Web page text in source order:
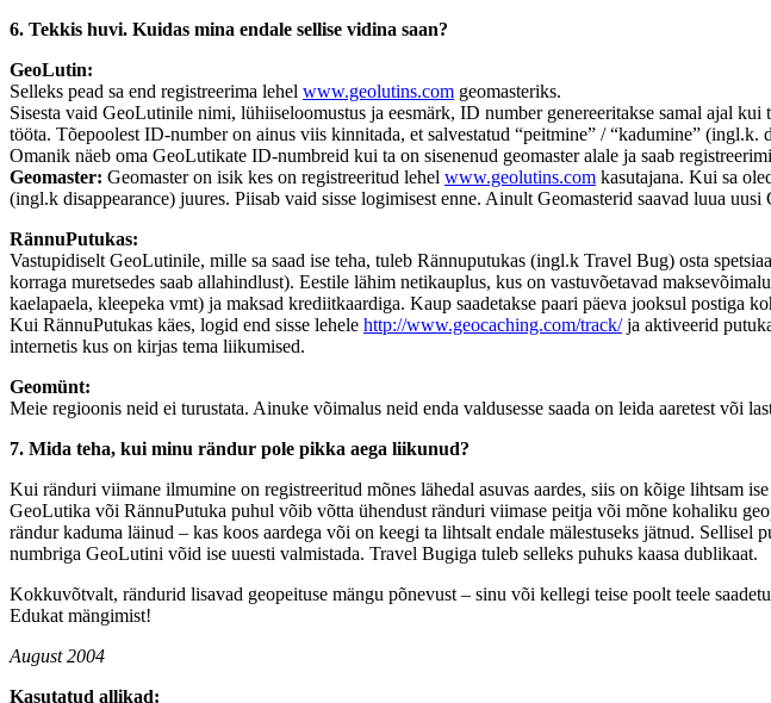
6. Tekkis huvi. Kuidas mina endale sellise vidina saan?
GeoLutin:
Selleks pead sa end registreerima lehel www.geolutins.com geomasteriks.
Sisesta vaid GeoLutinile nimi, lühiiseloomustus ja eesmärk, ID number genereeritakse samal ajal
tööta. Tõepoolest ID-number on ainus viis kinnitada, et salvestatud “peitmine” / “kadumine”
Omanik näeb oma GeoLutikate ID-numbreid kui ta on sisenenud geomaster alale ja saab
Geomaster: Geomaster on isik kes on registreeritud lehel www.geolutins.com kasutajana. Kui sa
(ingl.k disappearance) juures. Piisab vaid sisse logimisest enne. Ainult Geomasterid saavad luua
RännuPutukas:
Vastupidiselt GeoLutinile, mille sa saad ise teha, tuleb Rännuputukas (ingl.k Travel Bug) osta
korraga muretsedes saab allahindlust). Eestile lähim netikauplus, kus on vastuvõetavad
kaelapaela, kleepeka vmt) ja maksad krediitkaardiga. Kaup saadetakse paari päeva jooksul postiga
Kui RännuPutukas käes, logid end sisse lehele http://www.geocaching.com/track/ja aktiveerid
internetis kus on kirjas tema liikumised.
Geomünt:
Meie regioonis neid ei turustata. Ainuke võimalus neid enda valdusesse saada on leida aaretest või
7. Mida teha, kui minu rändur pole pikka aega liikunud?
Kui ränduri viimane ilmumine on registreeritud mõnes lähedal asuvas aardes, siis on kõige lihtsam
GeoLutika või RännuPutuka puhul võib võtta ühendust ränduri viimase peitja või mõne kohaliku
rändur kaduma läinud – kas koos aardega või on keegi ta lihtsalt endale mälestuseks jätnud.
numbriga GeoLutini võid ise uuesti valmistada. Travel Bugiga tuleb selleks puhuks kaasa dublikaat.
Kokkuvõtvalt, rändurid lisavad geopeituse mängu põnevust – sinu või kellegi teise poolt teele
Edukat mängimist!
August 2004
Kasutatud allikad: